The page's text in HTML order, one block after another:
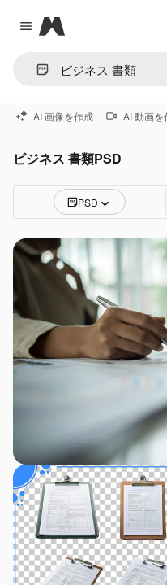
Close menu
Magnific
AI 画像を作成 AI 動画を
ビジネス 書類PSD
PSD